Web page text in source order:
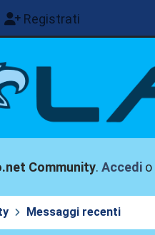
Registrati
Community.Accedi o
Messaggi recenti